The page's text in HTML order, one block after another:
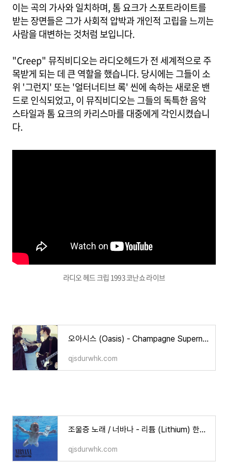
이는 곡의 가사와 일치하며, 톰 요크가 스포트라이트를
받는 장면들은 그가 사회적 압박과 개인적 고립을 느끼는
사람을 대변하는 것처럼 보입니다.
"Creep" 뮤직비디오는 라디오헤드가 전 세계적으로 주
목받게 되는 데 큰 역할을 했습니다. 당시에는 그들이 소
위 '그런지' 또는 '얼터너티브 록' 씬에 속하는 새로운 밴
드로 인식되었고, 이 뮤직비디오는 그들의 독특한 음악
스타일과 톰 요크의 카리스마를 대중에게 각인시켰습니
다.
라디오 헤드 크립 1993 코난쇼 라이브
오아시스 (Oasis) - Champagne Supernova 완벽정리! (한글 가사 해석,뜻,비하인드 스토리)
qjsdurwhk.com
조울증 노래 / 너바나 - 리튬 (Lithium) 한글 가사/해석/뜻/의미
qjsdurwhk.com